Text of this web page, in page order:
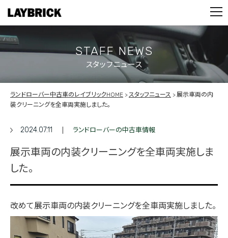
PARTS
CONTACT
PRIVACY POLICY
STAFF NEWS
スタッフニュース
ランドローバー中古車のレイブリックHOME スタッフニュース
展示車両の内
装クリーニングを全車両実施しました。
2024.07.11 ランドローバーの中古車情報
展示車両の内装クリーニングを全車両実施しま
した。
改めて展示車両の内装クリーニングを全車両実施しました。